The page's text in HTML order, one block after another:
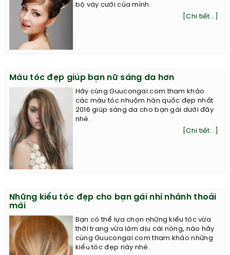
bộ váy cưới của mình.
[Chi tiết...]
Màu tóc đẹp giúp bạn nữ sáng da hơn
Hãy cùng Guucongai.com tham khảo
các màu tóc nhuộm hàn quốc đẹp nhất
2016 giúp sáng da cho bạn gái dưới đây
nhé.
[Chi tiết...]
Những kiểu tóc đẹp cho bạn gái nhí nhảnh thoải
mái
Bạn có thể lựa chọn những kiểu tóc vừa
thời trang vừa làm dịu cái nóng, nào hãy
cùng Guucongai.com tham khảo những
kiểu tóc đẹp này nhé.